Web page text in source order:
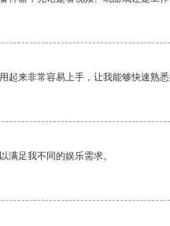
起来非常容易上手，让我能够快速熟
满足我不同的娱乐需求。